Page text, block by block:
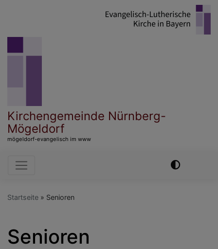
Kirchengemeinde Nürnberg-
Mögeldorf
mögeldorf-evangelisch im www
Hauptnavigation
Startseite Senioren
Senioren